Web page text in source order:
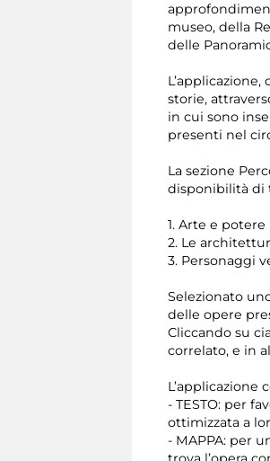
museo, della
delle
storie,
in cui sono
presenti nel
La sezione
disponibilità di
1. Arte e
2. Le
3. Personaggi
Selezionato
delle opere
Cliccando su
correlato, e in
- TESTO: per
ottimizzata a
- MAPPA: per